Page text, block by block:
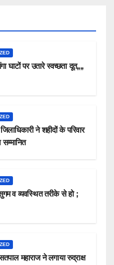
घाटों पर उतारे स्वच्छता दूत,,,,
ने शहीदों के परिवार
व व्यवस्थित तरीके से हो ;
महाराज ने लगाया रुद्राक्ष